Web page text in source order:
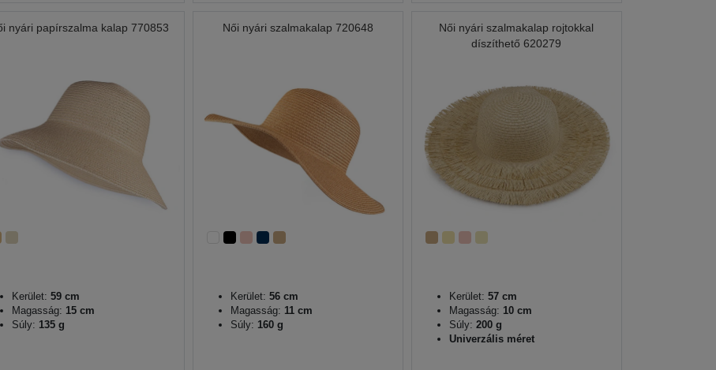
nyári papírszalma kalap 770853
Kerület: 59 cm
Magasság: 15 cm
Súly: 135 g
Női nyári szalmakalap 720648
Kerület: 56 cm
Magasság: 11 cm
Súly: 160 g
Női nyári szalmakalap rojtokkal
díszíthető 620279
Kerület: 57 cm
Magasság: 10 cm
Súly: 200 g
Univerzális méret